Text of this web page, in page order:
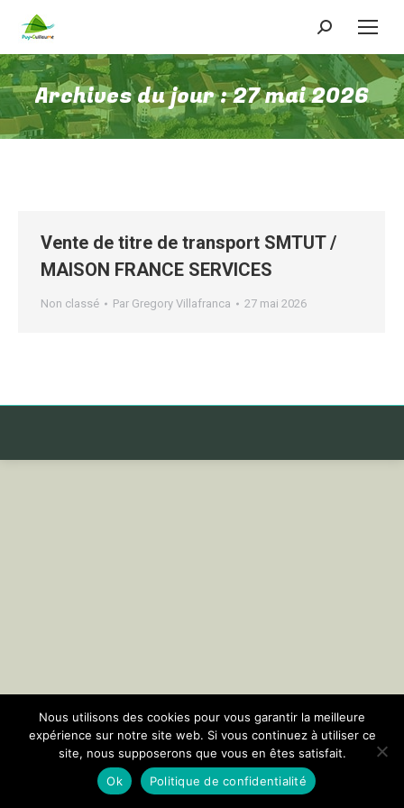
Recherche
:
Archives du jour :27 mai 2026
Vente de titre de transport SMTUT /
MAISON FRANCE SERVICES
Non classé Par Gregory Villafranca 27 mai 2026
Nous utilisons des cookies pour vous garantir la meilleure
expérience sur notre site web. Si vous continuez à utiliser ce
site, nous supposerons que vous en êtes satisfait.
Ok
Politique de confidentialité